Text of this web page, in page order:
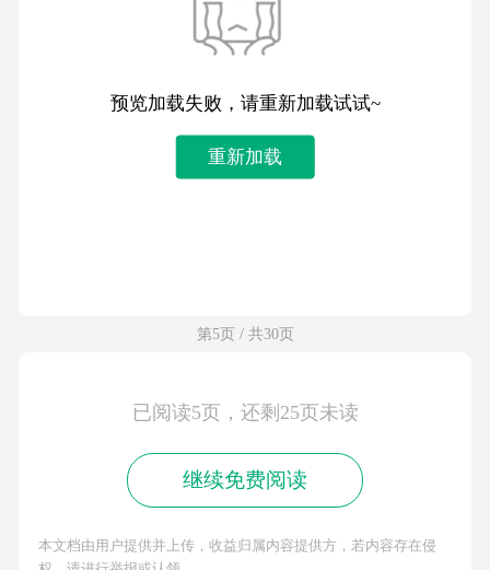
预览加载失败，请重新加载试试~
重新加载
第5页 / 共30页
已阅读5页，还剩25页未读
继续免费阅读
本文档由用户提供并上传，收益归属内容提供方，若内容存在侵